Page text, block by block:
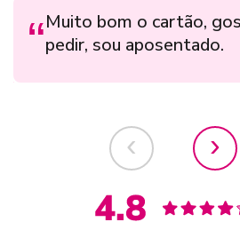
‹
Muito bom o cartão,
pedir, sou aposentado.
›